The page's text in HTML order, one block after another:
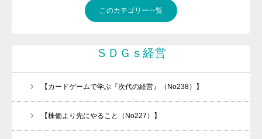
このカテゴリー一覧
ＳＤＧｓ経営
【カードゲームで学ぶ『次代の経営』（No238）】
【株価より先にやること（No227）】